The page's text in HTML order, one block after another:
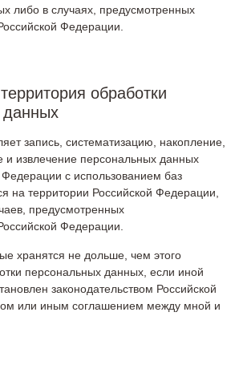
либо в случаях, предусмотренных
Федерации.
обработки
данных
запись, систематизацию, накопление,
и извлечение персональных данных
Федерации с использованием баз
на территории Российской Федерации,
предусмотренных
Федерации.
хранятся не дольше, чем этого
персональных данных, если иной
законодательством Российской
или иным соглашением между мной и